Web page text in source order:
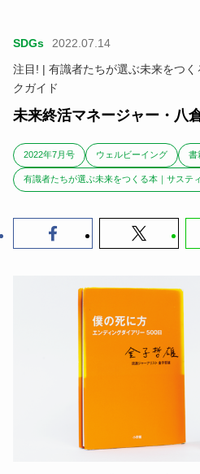
SDGs
2022.07.14
注目! | 有識者たちが選ぶ未来をつ
クガイド
未来終活マネージャー・八
2022年7月号 ウェルビーイング 書
有識者たちが選ぶ未来をつくる本｜サステ